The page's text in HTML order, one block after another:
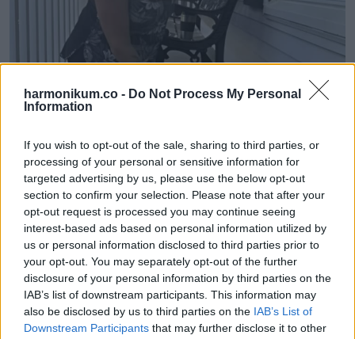
harmonikum.co - Do Not Process My Personal
Information
If you wish to opt-out of the sale, sharing to third parties, or
processing of your personal or sensitive information for
targeted advertising by us, please use the below opt-out
section to confirm your selection. Please note that after your
opt-out request is processed you may continue seeing
interest-based ads based on personal information utilized by
us or personal information disclosed to third parties prior to
your opt-out. You may separately opt-out of the further
disclosure of your personal information by third parties on the
IAB’s list of downstream participants. This information may
also be disclosed by us to third parties on the IAB’s List of
Downstream Participants that may further disclose it to other
Összeszedtem magam, óvatosan megfogtam, és
segítettem neki kijutni a résből. A szívem úgy vert, mintha ki
akarna ugrani, de végigcsináltam. Amint szabad lett, egy
pillanatra megdermedt, aztán villámgyorsan elszaladt,